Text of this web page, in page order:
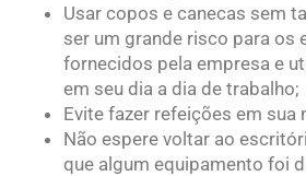
Usar copos e canecas sem
ser um grande risco para os
fornecidos pela empresa e
em seu dia a dia de trabalho;
Evite fazer refeições em sua
Não espere voltar ao
que algum equipamento foi